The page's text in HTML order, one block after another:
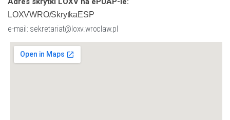
LOXVWRO/SkrytkaESP
e-mail: sekretariat@loxv.wroclaw.pl